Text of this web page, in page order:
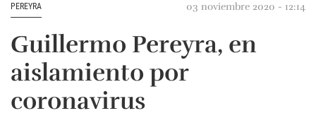
PEREYRA 03 noviembre 2020 - 12:14
Guillermo Pereyra, en
aislamiento por
coronavirus